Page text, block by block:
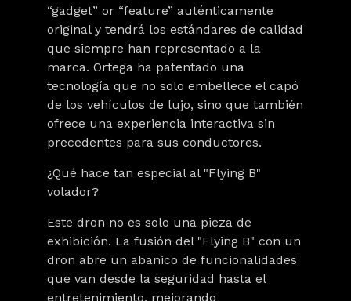
“gadget” or “feature” auténticamente
original y tendrá los estándares de calidad
que siempre han representado a la
marca. Ortega ha patentado una
tecnología que no solo embellece el capó
de los vehículos de lujo, sino que también
ofrece una experiencia interactiva sin
precedentes para sus conductores.
¿Qué hace tan especial al "Flying B"
volador?
Este dron no es solo una pieza de
exhibición. La fusión del "Flying B" con un
dron abre un abanico de funcionalidades
que van desde la seguridad hasta el
entretenimiento, mejorando